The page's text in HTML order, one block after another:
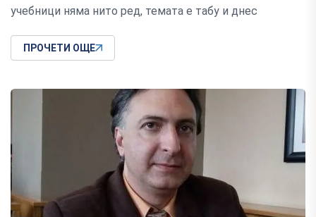
учебници няма нито ред, темата е табу и днес
ПРОЧЕТИ ОЩЕ